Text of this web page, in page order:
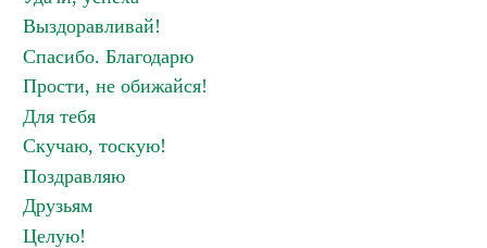
Выздоравливай!
Спасибо. Благодарю
Прости, не обижайся!
Для тебя
Скучаю, тоскую!
Поздравляю
Друзьям
Целую!